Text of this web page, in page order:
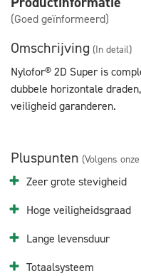
(Goed geïnformeerd)
Omschrijving (In detail)
Nylofor® 2D Super is
dubbele horizontale
veiligheid garanderen.
Pluspunten (Volgens
Zeer grote stevigheid
Hoge veiligheidsgraad
Lange levensduur
Totaalsysteem